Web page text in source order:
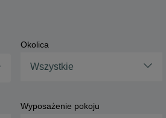
Okolica
Wszystkie
Wyposażenie pokoju